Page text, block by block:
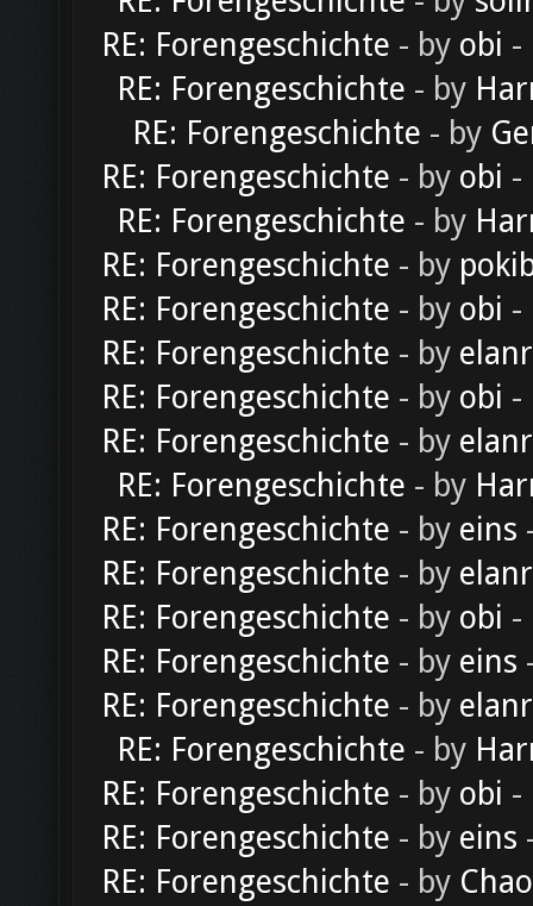
RE: Forengeschichte - by obi -
RE: Forengeschichte - by
RE: Forengeschichte - by
RE: Forengeschichte - by obi -
RE: Forengeschichte - by
RE: Forengeschichte - by
RE: Forengeschichte - by obi -
RE: Forengeschichte - by
RE: Forengeschichte - by obi -
RE: Forengeschichte - by
RE: Forengeschichte - by
RE: Forengeschichte - by eins
RE: Forengeschichte - by
RE: Forengeschichte - by obi -
RE: Forengeschichte - by eins
RE: Forengeschichte - by
RE: Forengeschichte - by
RE: Forengeschichte - by obi -
RE: Forengeschichte - by eins
RE: Forengeschichte - by